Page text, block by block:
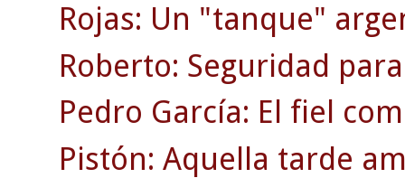
Rojas: Un "tanque"
Roberto: Seguridad
Pedro García: El fiel
Pistón: Aquella tarde